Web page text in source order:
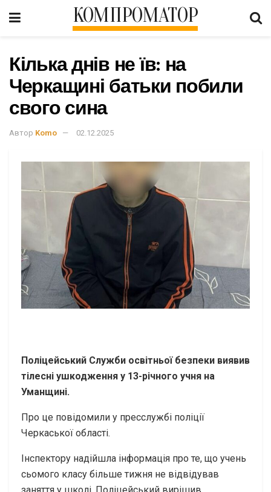
КОМПРОМАТОР
Кілька днів не їв: на
Черкащині батьки побили
свого сина
Автор Komo 02.12.2025
Поліцейський Служби освітньої безпеки виявив
тілесні ушкодження у 13-річного учня на
Уманщині.
Про це повідомили у пресслужбі поліції
Черкаської області.
Інспектору надійшла інформація про те, що учень
сьомого класу більше тижня не відвідував
заняття у школі. Поліцейський вирішив